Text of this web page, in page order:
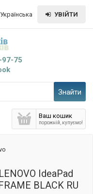
Українська УВІЙТИ
Знайти
Ваш кошик
порожній, купуємо!
75
IdeaPad
BLACK RU